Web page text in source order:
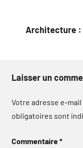
Architecture :
Laisser un
Votre adresse e-mail
obligatoires sont
Commentaire*